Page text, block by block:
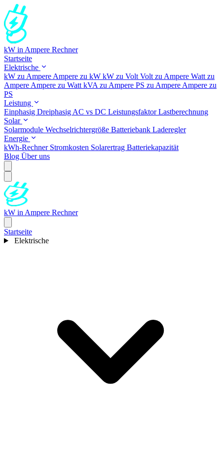
kW in Ampere Rechner
Startseite
Elektrische
kW zu Ampere Ampere zu kW kW zu Volt Volt zu Ampere Watt zu
Ampere Ampere zu Watt kVA zu Ampere PS zu Ampere Ampere zu
PS
Leistung
Einphasig Dreiphasig AC vs DC LeistungsfaktorLastberechnung
Solar
Solarmodule Wechselrichtergröße Batteriebank Laderegler
Energie
kWh-Rechner Stromkosten Solarertrag Batteriekapazität
Blog Über uns
kW in Ampere Rechner
Startseite
Elektrische